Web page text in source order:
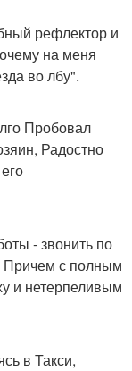
рефлектор и
на меня
во лбу".
Пробовал
Радостно
- звонить по
Причем с полным
и нетерпеливым
в Такси,